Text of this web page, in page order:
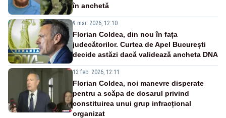
în anchetă
9 mar. 2026, 12:10
Florian Coldea, din nou în fața
judecătorilor. Curtea de Apel București
decide astăzi dacă validează ancheta DNA
13 feb. 2026, 12:11
Florian Coldea, noi manevre disperate
pentru a scăpa de dosarul privind
constituirea unui grup infracțional
organizat